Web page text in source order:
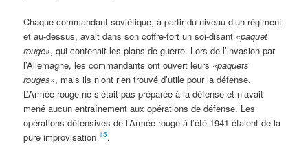
Chaque commandant soviétique, à partir du niveau d’un régiment
et au-dessus, avait dans son coffre-fort un soi-disant «paquet
rouge», qui contenait les plans de guerre. Lors de l’invasion par
l’Allemagne, les commandants ont ouvert leurs «paquets
rouges», mais ils n’ont rien trouvé d’utile pour la défense.
L’Armée rouge ne s’était pas préparée à la défense et n’avait
mené aucun entraînement aux opérations de défense. Les
opérations défensives de l’Armée rouge à l’été 1941 étaient de la
pure improvisation 15.